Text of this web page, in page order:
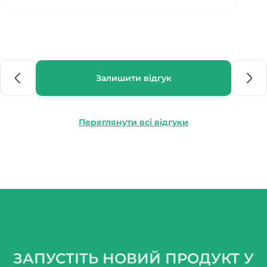
Залишити відгук
Переглянути всі відгуки
ЗАПУСТІТЬ НОВИЙ ПРОДУКТ У